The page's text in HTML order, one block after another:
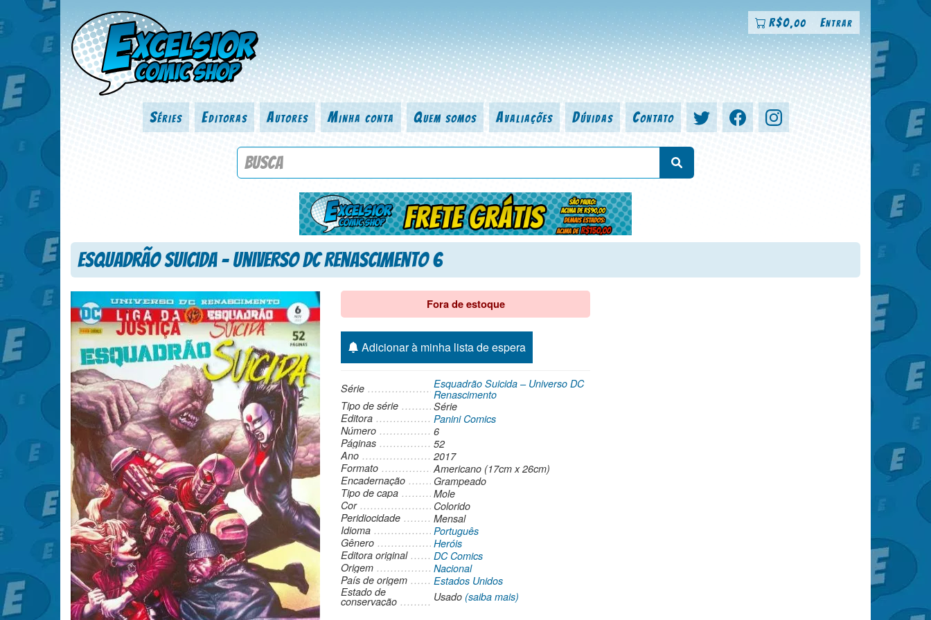
R$0,00 Entrar
Séries Editoras Autores Minha conta Quem somos Avaliações Dúvidas Contato
Procure por título da revista, personagem, série, escritor, desenhista, arte-finalista, colorista
Esquadrão Suicida – Universo DC Renascimento 6
Fora de estoque
Adicionar à minha lista de espera
Série
Esquadrão Suicida – Universo DC
Renascimento
Tipo de série
Série
Editora
Panini Comics
Número
6
Páginas
52
Ano
2017
Formato
Americano (17cm x 26cm)
Encadernação
Grampeado
Tipo de capa
Mole
Cor
Colorido
Peridiocidade
Mensal
Idioma
Português
Gênero
Heróis
Editora original
DC Comics
Origem
Nacional
País de origem
Estados Unidos
Estado de
conservação Usado (saiba mais)